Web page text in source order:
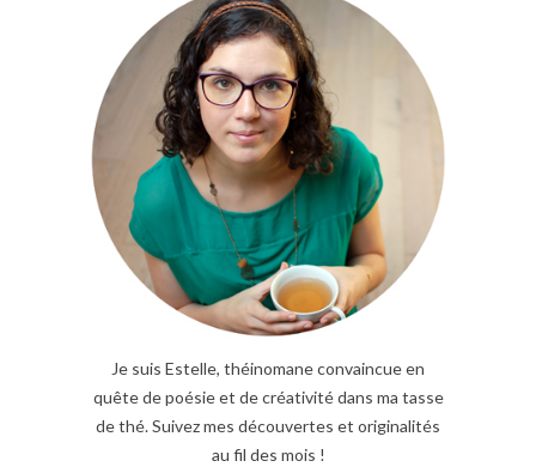
Je suis Estelle, théinomane convaincue en
quête de poésie et de créativité dans ma tasse
de thé. Suivez mes découvertes et originalités
au fil des mois !